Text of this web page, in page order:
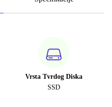
Vrsta Tvrdog Diska
SSD